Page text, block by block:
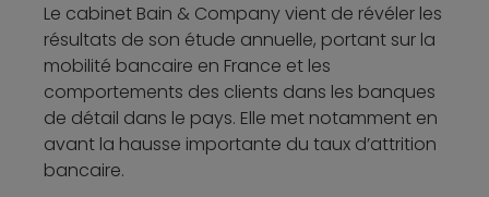
Le cabinet Bain & Company vient de révéler les
résultats de son étude annuelle, portant sur la
mobilité bancaire en France et les
comportements des clients dans les banques
de détail dans le pays. Elle met notamment en
avant la hausse importante du taux d’attrition
bancaire.